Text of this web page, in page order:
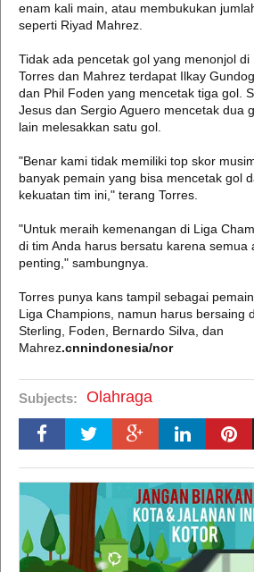
enam kali main, atau membukukan
seperti Riyad Mahrez.
Tidak ada pencetak gol yang menonjol di
Torres dan Mahrez terdapat Ilkay
dan Phil Foden yang mencetak tiga gol.
Jesus dan Sergio Aguero mencetak dua
lain melesakkan satu gol.
"Benar kami tidak memiliki top skor
banyak pemain yang bisa mencetak gol
kekuatan tim ini," terang Torres.
"Untuk meraih kemenangan di Liga
di tim Anda harus bersatu karena semua
penting," sambungnya.
Torres punya kans tampil sebagai
Liga Champions, namun harus bersaing
Sterling, Foden, Bernardo Silva, dan
Mahrez.cnnindonesia/nor
Subjects: Olahraga